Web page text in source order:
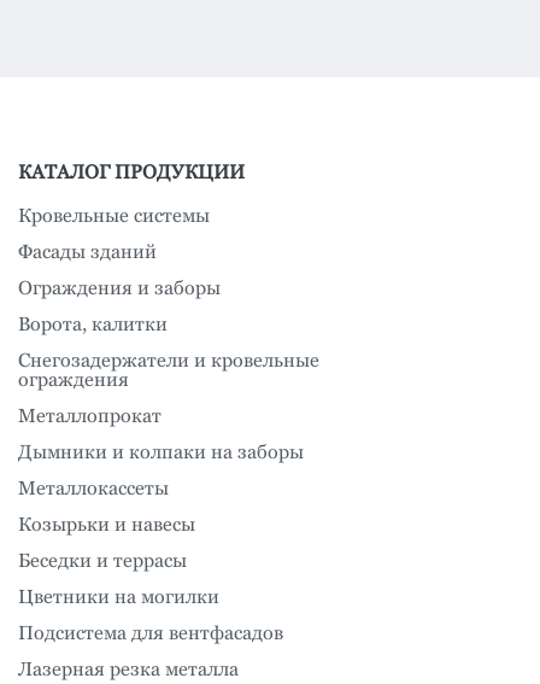
КАТАЛОГ ПРОДУКЦИИ
Кровельные системы
Фасады зданий
Ограждения и заборы
Ворота, калитки
Снегозадержатели и кровельные
ограждения
Металлопрокат
Дымники и колпаки на заборы
Металлокассеты
Козырьки и навесы
Беседки и террасы
Цветники на могилки
Подсистема для вентфасадов
Лазерная резка металла